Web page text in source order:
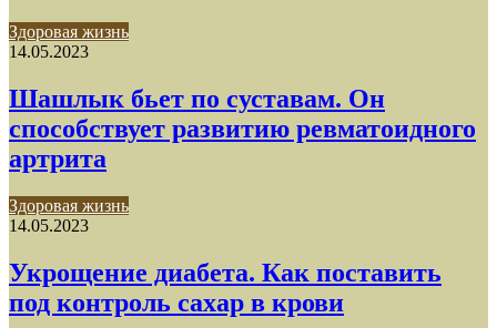
Здоровая жизнь
14.05.2023
Шашлык бьет по суставам. Он
способствует развитию ревматоидного
артрита
Здоровая жизнь
14.05.2023
Укрощение диабета. Как поставить
под контроль сахар в крови